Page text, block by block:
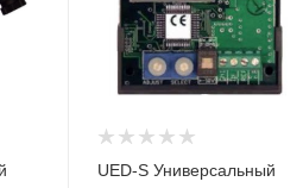
UED-S Универсальный